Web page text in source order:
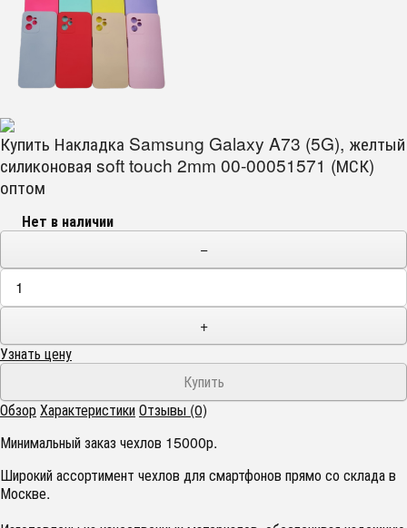
Купить Накладка Samsung Galaxy A73 (5G), желтый
силиконовая soft touch 2mm 00-00051571 (МСК)
оптом
Нет в наличии
−
+
Узнать цену
ОбзорХарактеристикиОтзывы (0)
Минимальный заказ чехлов 15000р.
Широкий ассортимент чехлов для смартфонов прямо со склада в
Москве.